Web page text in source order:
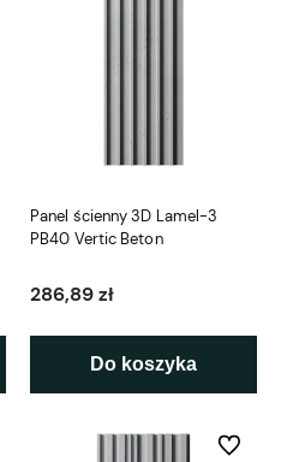
Panel ścienny 3D Lamel-3
PB40 Vertic Beton
286,89 zł
Do koszyka
Do